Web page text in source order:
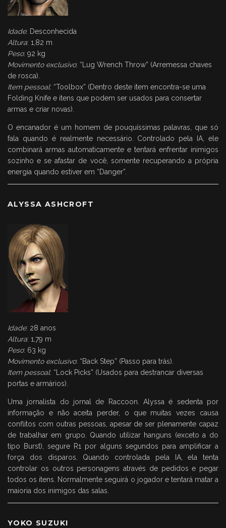
Idade: Desconhecida
Altura: 1,82 m
Peso: 92 kg
Movimento exclusivo: “Lug Wrench Throw” (Arremessa chaves
de rosca).
Item pessoal: “Toolbox” (Dentro deste item encontra-se uma
Folding Knife e itens que podem ser usados para consertar
armas e criar novas).
O encanador é um homem de pouquíssimas palavras, que só
fala quando é realmente necessário. Controlado pela IA, ele
combinará armas automaticamente e tentará enfrentar inimigos
sozinho e se afastar de você, somente recuperando a própria
energia quando estiver em “Danger”.
ALYSSA ASHCROFT
Idade: 28 anos
Altura: 1,79 m
Peso: 63 kg
Movimento exclusivo: “Back Step” (Passo para trás).
Item pessoal: “Lock Picks” (Usados para destrancar diversas
portas e armários).
Uma jornalista do jornal de Raccoon. Alyssa é sedenta por
informação e não aceita perder, o que muitas vezes causa
conflitos com outras pessoas, apesar de ser plenamente capaz
de trabalhar em grupo. Quando utilizar hanguns (exceto a do
tipo Burst), segure R1 por alguns segundos para amplificar a
força dos disparos. Quando controlada pela IA, ela tenta
controlar os outros personagens através de pedidos e pegar
todos os itens. Normalmente seguirá o jogador e tentará matar a
maioria dos inimigos das salas.
YOKO SUZUKI